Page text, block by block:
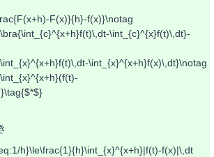
F(x)}{h}-f(x)}\notag
\int_{c}^{x}f(t)\,dt}-
\int_{x}^{x+h}f(x)\,dt}\notag
h}\le\frac{1}{h}\int_{x}^{x+h}|f(t)-f(x)|\,dt